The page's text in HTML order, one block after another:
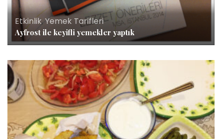
Etkinlik,Yemek Tarifleri
Ayfrost ile keyifli yemekler yaptık